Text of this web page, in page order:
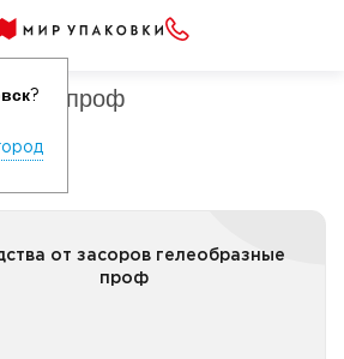
?
, канализационных труб проф
проф
от засоров гелеобразные
проф